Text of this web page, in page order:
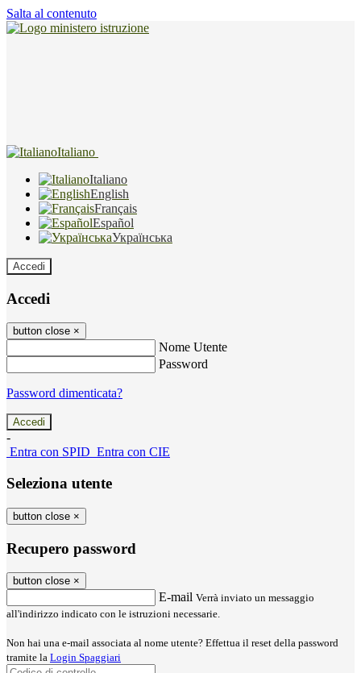
Salta al contenuto
Italiano
Italiano
English
Français
Español
Українська
Accedi
Accedi
button close ×
Nome Utente
Password
Password dimenticata?
-
Entra con SPID Entra con CIE
Seleziona utente
button close ×
Recupero password
button close ×
E-mail Verrà inviato un messaggio
all'indirizzo indicato con le istruzioni necessarie.
Non hai una e-mail associata al nome utente? Effettua il reset della password
tramite la Login Spaggiari